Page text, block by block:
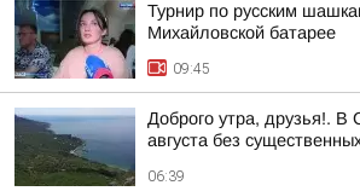
Турнир по русским
Михайловской батарее
09:45
Доброго утра, друзья!. В
августа без
06:39